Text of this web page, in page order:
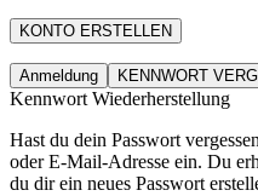
KONTO ERSTELLEN
Anmeldung KENNWORT
Kennwort Wiederherstellung
Hast du dein Passwort
oder E-Mail-Adresse ein. Du
du dir ein neues Passwort